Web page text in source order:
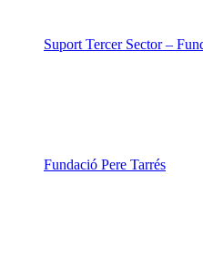
Suport Tercer Sector –
Fundació Pere Tarrés